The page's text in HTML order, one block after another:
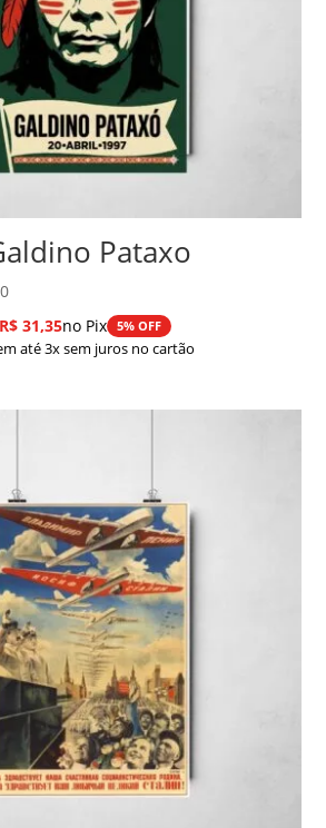
Pataxo
Faixa
de
preço:
através
R$31,35no Pix 5% OFF
até 3x sem juros no cartão